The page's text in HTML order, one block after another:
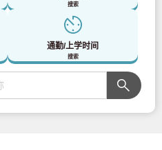
搜索
通勤/上学时间
搜索